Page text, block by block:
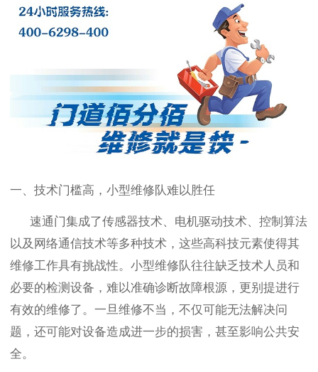
一、技术门槛高，小型维修队难以胜任
速通门集成了传感器技术、电机驱动技术、控制算法
以及网络通信技术等多种技术，这些高科技元素使得其
维修工作具有挑战性。小型维修队往往缺乏技术人员和
必要的检测设备，难以准确诊断故障根源，更别提进行
有效的维修了。一旦维修不当，不仅可能无法解决问
题，还可能对设备造成进一步的损害，甚至影响公共安
全。